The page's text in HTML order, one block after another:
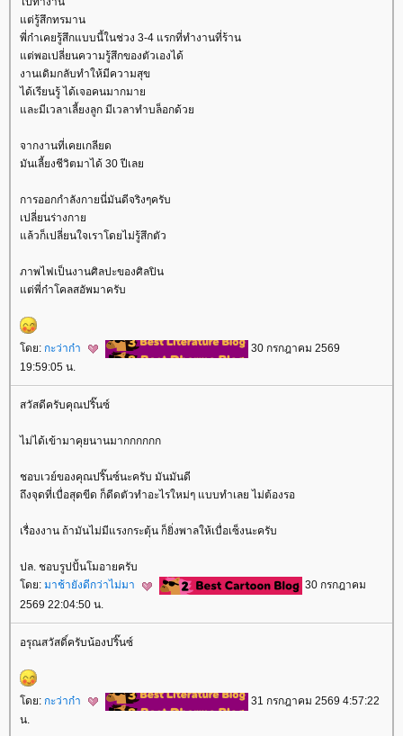
ต่รู้สึกทรมาน
พี่ก๋าเคยรู้สึกแบบนี้ในช่วง 3-4 แรกที่ทำงานที่ร้าน
ต่พอเปลี่ยนความรู้สึกของตัวเองได้
งานเดิมกลับทำให้มีความสุข
ได้เรียนรู้ ได้เจอคนมากมา
ละมีเวลาเลี้ยงลูก มีเวลาทำบล็อกด้ว
จากงานที่เคยเกลียด
มันเลี้ยงชีวิตมาได้ 30 ปีเล
การออกกำลังกายนี่มันดีจริงๆครับ
เปลี่ยนร่างกา
ล้วก็เปลี่ยนใจเราโดยไม่รู้สึกตัว
ภาพไฟเป็นงานศิลปะของศิลปิน
ต่พี่ก๋าโคลสอัพมาครับ
ดย: กะว่าก๋า
30 กรกฎาคม 2569
19:59:05 น.
สวัสดีครับคุณปริ๊นซ์
ไม่ได้เข้ามาคุยนานมากกกกกก
ชอบเวย์ของคุณปริ๊นซ์นะครับ มันมันดี
ถึงจุดที่เบื่อสุดขีด ก็ดีดตัวทำอะไรใหม่ๆ แบบทำเลย ไม่ต้องรอ
เรื่องงาน ถ้ามันไม่มีแรงกระตุ้น ก็ยิ่งพาลให้เบื่อเซ็งนะครับ
ปล. ชอบรูปปั้นโมอายครับ
ดย: มาช้ายังดีกว่าไม่มา
30 กรกฎาคม
2569 22:04:50 น.
อรุณสวัสดิ์ครับน้องปริ๊นซ์
ดย: กะว่าก๋า
31 กรกฎาคม 2569 4:57:22
น.